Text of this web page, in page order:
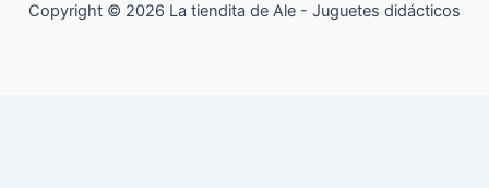
Copyright © 2026 La tiendita de Ale - Juguetes didácticos